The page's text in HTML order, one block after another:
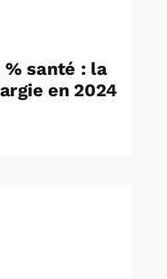
% santé : la
en 2024